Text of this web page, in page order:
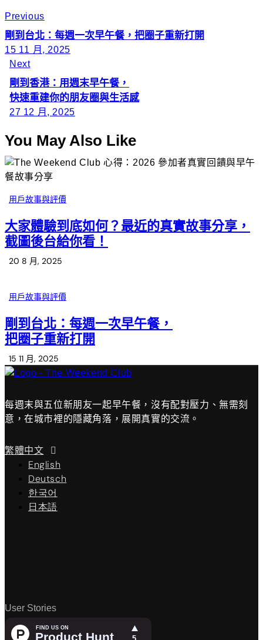
Previous
剛到台北：每週一次早午餐，把圈子重新打開
15 11 月, 2025
Next
剛到香港：用週末早午餐，
快速重建你的朋友圈與生活感
27 12 月, 2025
You May Also Like
用戶故事與評價
大家體驗到底如何？最近的真實故事分享，
截圖後台給你看！
20 8 月, 2025
用戶故事與評價
剛到台北：每週一次早午餐，
把圈子重新打開
15 11 月, 2025
每週末與五位新朋友一起早午餐，沒有配對壓力、無需刻
意，在城市裡的隱藏角落，展開真實的交流。
繁體中文
English
Deutsch
한국어
日本語
User Stories